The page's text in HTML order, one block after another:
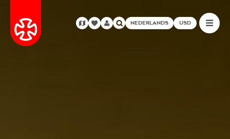
NEDERLANDS USD